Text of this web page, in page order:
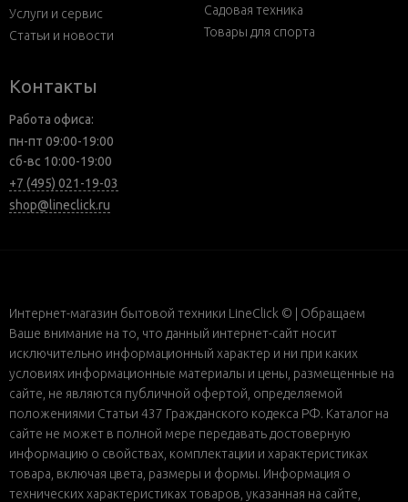
Услуги и сервис
Статьи и новости
Садовая техника
Товары для спорта
Контакты
Работа офиса:
пн-пт 09:00-19:00
сб-вс 10:00-19:00
+7 (495) 021-19-03
shop@lineclick.ru
Интернет-магазин бытовой техники LineClick © | Обращаем
Ваше внимание на то, что данный интернет-сайт носит
исключительно информационный характер и ни при каких
условиях информационные материалы и цены, размещенные на
сайте, не являются публичной офертой, определяемой
положениями Статьи 437 Гражданского кодекса РФ. Каталог на
сайте не может в полной мере передавать достоверную
информацию о свойствах, комплектации и характеристиках
товара, включая цвета, размеры и формы. Информация о
технических характеристиках товаров, указанная на сайте,